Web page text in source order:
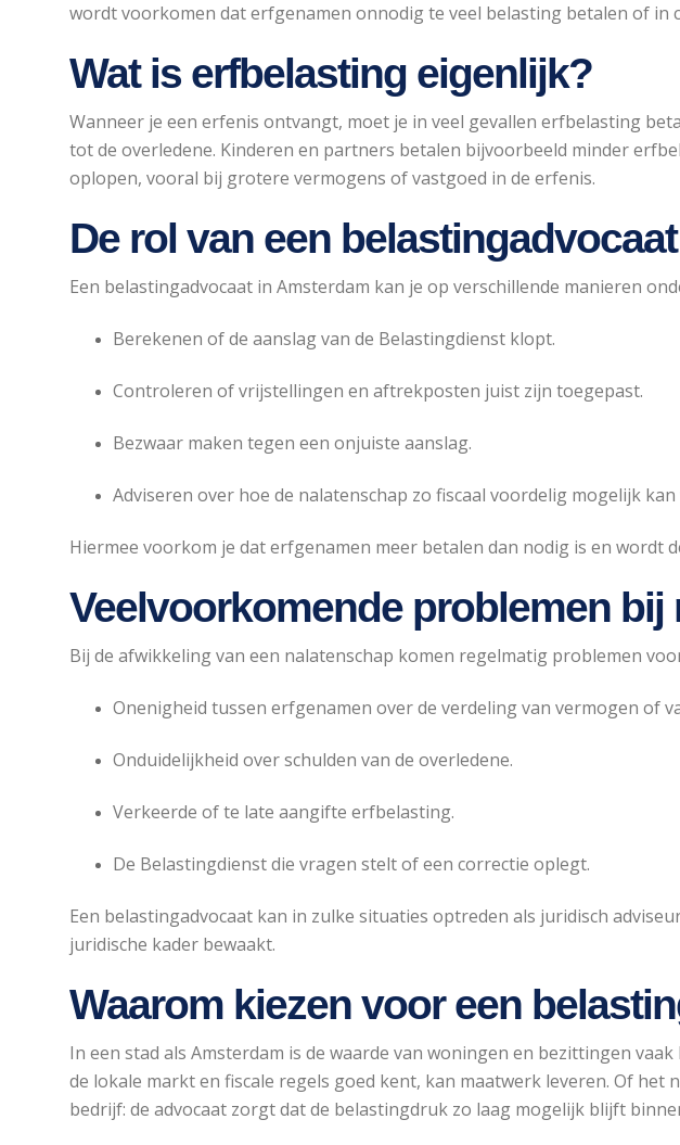
wordt voorkomen dat erfgenamen onnodig te veel belasting betalen of in
Wat is erfbelasting eigenlijk?
Wanneer je een erfenis ontvangt, moet je in veel gevallen erfbelasting
tot de overledene. Kinderen en partners betalen bijvoorbeeld minder
oplopen, vooral bij grotere vermogens of vastgoed in de erfenis.
De rol van een
Een belastingadvocaat in Amsterdam kan je op verschillende manieren
Berekenen of de aanslag van de Belastingdienst klopt.
Controleren of vrijstellingen en aftrekposten juist zijn toegepast.
Bezwaar maken tegen een onjuiste aanslag.
Adviseren over hoe de nalatenschap zo fiscaal voordelig mogelijk
Hiermee voorkom je dat erfgenamen meer betalen dan nodig is en
Veelvoorkomende problemen bij
Bij de afwikkeling van een nalatenschap komen regelmatig problemen
Onenigheid tussen erfgenamen over de verdeling van vermogen of
Onduidelijkheid over schulden van de overledene.
Verkeerde of te late aangifte erfbelasting.
De Belastingdienst die vragen stelt of een correctie oplegt.
Een belastingadvocaat kan in zulke situaties optreden als juridisch
juridische kader bewaakt.
Waarom kiezen voor een
In een stad als Amsterdam is de waarde van woningen en bezittingen
de lokale markt en fiscale regels goed kent, kan maatwerk leveren. Of
bedrijf: de advocaat zorgt dat de belastingdruk zo laag mogelijk blijft